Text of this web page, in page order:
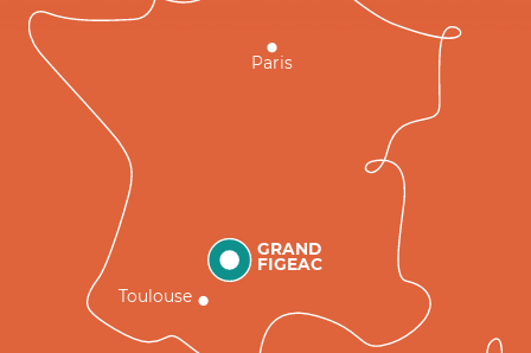
GRAND
FIGEAC
Toulouse
Paris